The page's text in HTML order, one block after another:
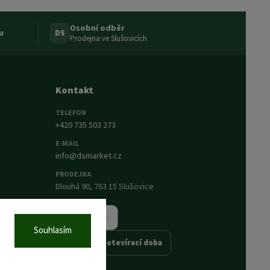
Souhlasím
DS Osobní odběr
Prodejna ve Slušovicích
Kontakt
TELEFON
+420 735 503 273
E-MAIL
info@dsmarket.cz
PRODEJNA
Dlouhá 90, 763 15 Slušovice
Napsat nám
Prodejna a otevírací doba